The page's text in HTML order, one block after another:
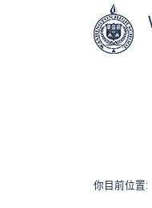
你目前位置: